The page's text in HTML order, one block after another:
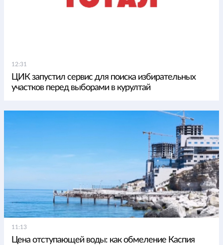
12:31
ЦИК запустил сервис для поиска избирательных
участков перед выборами в курултай
11:13
Цена отступающей воды: как обмеление Каспия